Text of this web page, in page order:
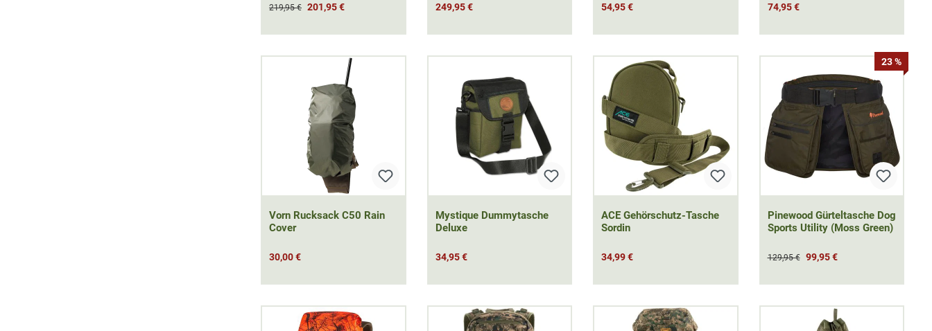
219,95 € 201,95 € 249,95 € 54,95 € 74,95 €
Vorn Rucksack C50 Rain
Cover
30,00 €
Mystique Dummytasche
Deluxe
34,95 €
ACE Gehörschutz-Tasche
Sordin
34,99 €
23 %
Pinewood Gürteltasche Dog
Sports Utility (Moss Green)
129,95 € 99,95 €